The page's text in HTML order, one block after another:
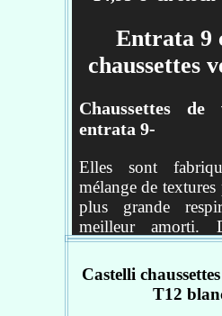
Entrata 9
chaussettes
Chaussettes
entrata 9-
Elles sont
mélange de
plus grande
meilleur amorti.
bande de maintien
une grande stabilité.
Caractéristiques :
Castelli
T12